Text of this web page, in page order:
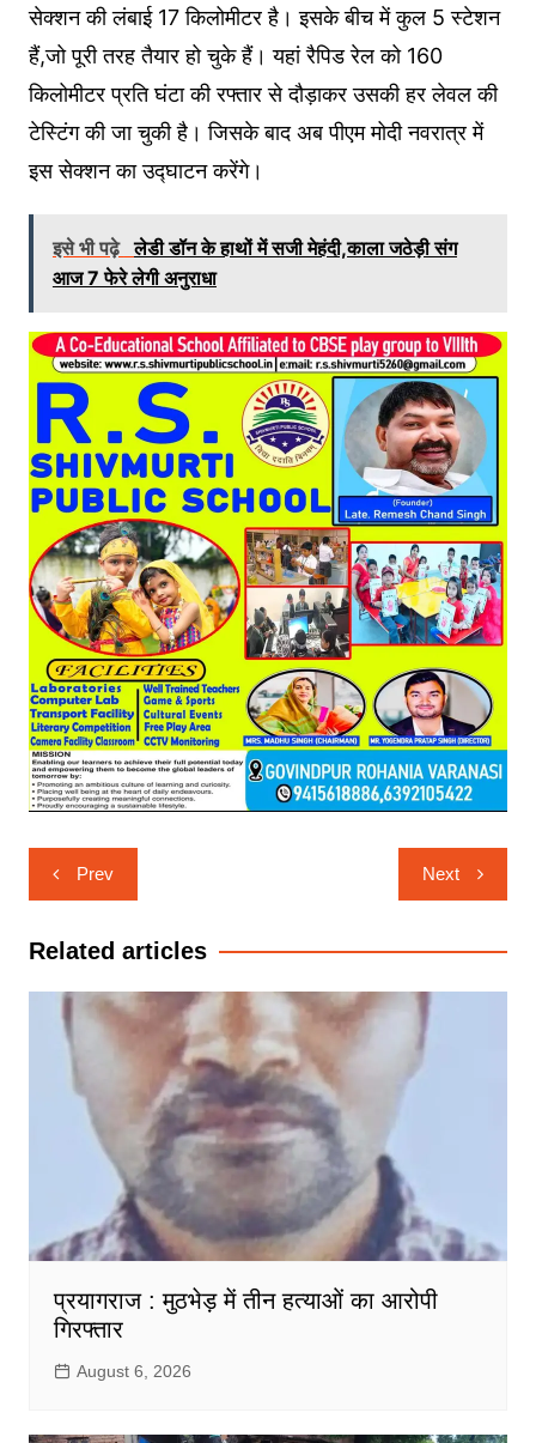
सेक्शन की लंबाई 17 किलोमीटर है। इसके बीच में कुल 5 स्टेशन
हैं,जो पूरी तरह तैयार हो चुके हैं। यहां रैपिड रेल को 160
किलोमीटर प्रति घंटा की रफ्तार से दौड़ाकर उसकी हर लेवल की
टेस्टिंग की जा चुकी है। जिसके बाद अब पीएम मोदी नवरात्र में
इस सेक्शन का उद्घाटन करेंगे।
इसे भी पढ़े लेडी डॉन के हाथों में सजी मेहंदी,काला जठेड़ी संग
आज 7 फेरे लेगी अनुराधा
Post
navigation
Prev Next
Related articles
प्रयागराज : मुठभेड़ में तीन हत्याओं का आरोपी
गिरफ्तार
August 6, 2026